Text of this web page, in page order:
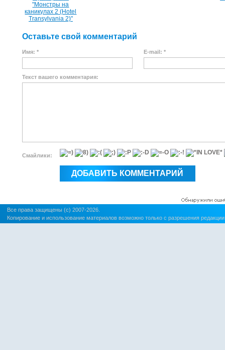
"Монстры на
каникулах 2 (Hotel
Transylvania 2)"
Оставьте свой комментарий
Имя: * E-mail: *
Текст вашего комментария:
Смайлики:
Все права защищены (c) 2007-2026.
Копирование и использование материалов возможно только с разрешения